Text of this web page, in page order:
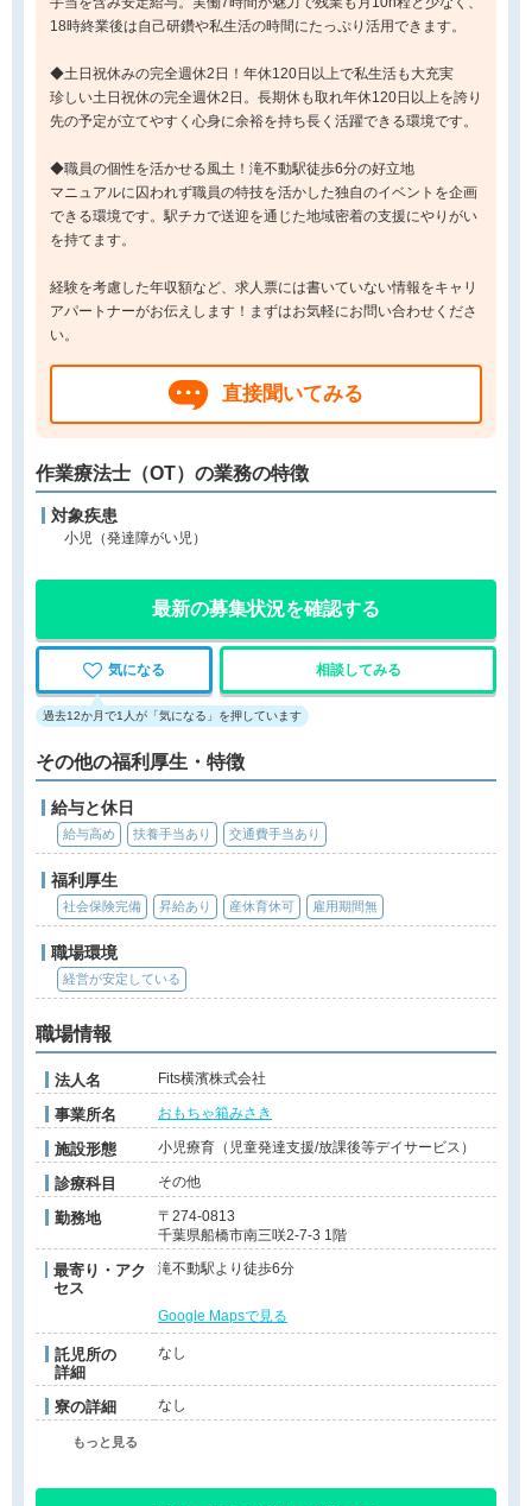
18時終業後は自己研鑽や私生活の時間にたっぷり活用できます。
◆土日祝休みの完全週休2日！年休120日以上で私生活も大充実
珍しい土日祝休の完全週休2日。長期休も取れ年休120日以上を誇り
先の予定が立てやすく心身に余裕を持ち長く活躍できる環境です。
◆職員の個性を活かせる風土！滝不動駅徒歩6分の好立地
マニュアルに囚われず職員の特技を活かした独自のイベントを企画
できる環境です。駅チカで送迎を通じた地域密着の支援にやりがい
を持てます。
経験を考慮した年収額など、求人票には書いていない情報をキャリ
アパートナーがお伝えします！まずはお気軽にお問い合わせくださ
い。
直接聞いてみる
作業療法士（OT）の業務の特徴
対象疾患
小児（発達障がい児）
最新の募集状況を確認する
気になる 相談してみる
過去12か月で1人が「気になる」を押しています
その他の福利厚生・特徴
給与と休日
給与高め 扶養手当あり 交通費手当あり
福利厚生
社会保険完備 昇給あり 産休育休可 雇用期間無
職場環境
経営が安定している
職場情報
法人名 Fits横濱株式会社
事業所名 おもちゃ箱みさき
施設形態 小児療育（児童発達支援/放課後等デイサービス）
診療科目 その他
勤務地
〒274-0813
千葉県船橋市南三咲2-7-3 1階
最寄り・アク
セス
滝不動駅より徒歩6分
Google Mapsで見る
託児所の
詳細
なし
寮の詳細 なし
もっと見る